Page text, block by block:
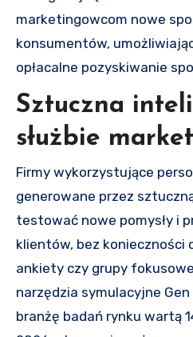
marketingowcom nowe
konsumentów,
opłacalne pozyskiwanie
Sztuczna
służbie
Firmy wykorzystujące
generowane przez
testować nowe pomysły i
klientów, bez konieczności
ankiety czy grupy
narzędzia symulacyjne
branżę badań rynku wartą